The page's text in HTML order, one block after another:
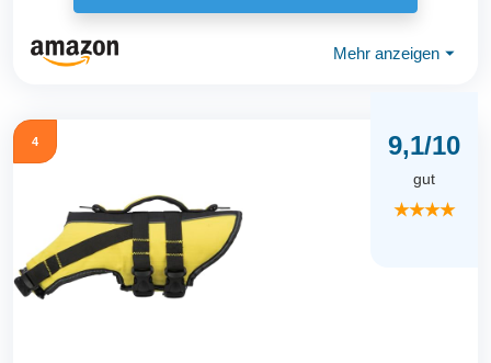
Mehr anzeigen ⏷
4 9,1/10
gut
★★★★